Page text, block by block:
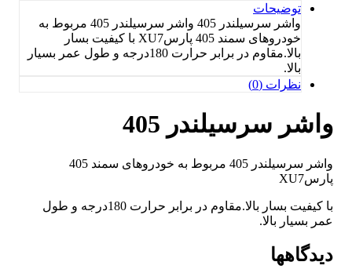
واشر سرسیلندر 405 واشر سرسیلندر 405 مربوط به
خودروهای سمند 405 پارسXU7 با کیفیت بسار
بالا.مقاوم در برابر حرارت 180درجه و طول عمر بسیار
سرسیلندر 405
واشر سرسیلندر 405 مربوط به خودروهای سمند 405
با کیفیت بسار بالا.مقاوم در برابر حرارت 180درجه و طول
بالا.